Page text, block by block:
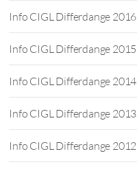
Info CIGL Differdange 2016
Info CIGL Differdange 2015
Info CIGL Differdange 2014
Info CIGL Differdange 2013
Info CIGL Differdange 2012